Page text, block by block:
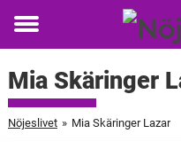
Toggle
Mia Skäringer
Nöjeslivet » Mia Skäringer Lazar